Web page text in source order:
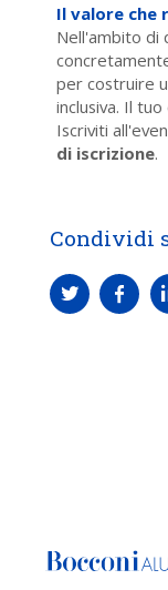
Il valore che
Nell'ambito di
per costruire
inclusiva. Il
Iscriviti
di iscrizione.
Condividi